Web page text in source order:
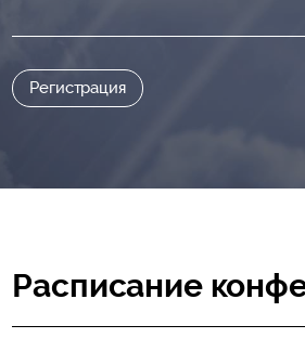
Регистрация
Расписание